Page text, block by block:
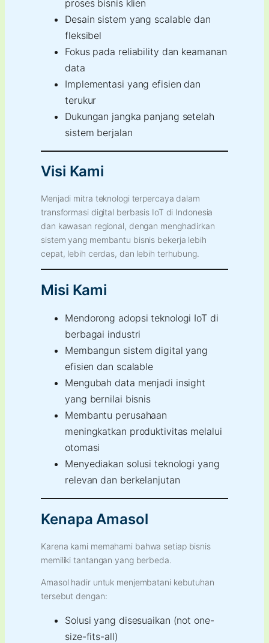
proses bisnis klien
Desain sistem yang scalable dan
fleksibel
Fokus pada reliability dan keamanan
data
Implementasi yang efisien dan
terukur
Dukungan jangka panjang setelah
sistem berjalan
Visi Kami
Menjadi mitra teknologi terpercaya dalam
transformasi digital berbasis IoT di Indonesia
dan kawasan regional, dengan menghadirkan
sistem yang membantu bisnis bekerja lebih
cepat, lebih cerdas, dan lebih terhubung.
Misi Kami
Mendorong adopsi teknologi IoT di
berbagai industri
Membangun sistem digital yang
efisien dan scalable
Mengubah data menjadi insight
yang bernilai bisnis
Membantu perusahaan
meningkatkan produktivitas melalui
otomasi
Menyediakan solusi teknologi yang
relevan dan berkelanjutan
Kenapa Amasol
Karena kami memahami bahwa setiap bisnis
memiliki tantangan yang berbeda.
Amasol hadir untuk menjembatani kebutuhan
tersebut dengan:
Solusi yang disesuaikan (not one-
size-fits-all)